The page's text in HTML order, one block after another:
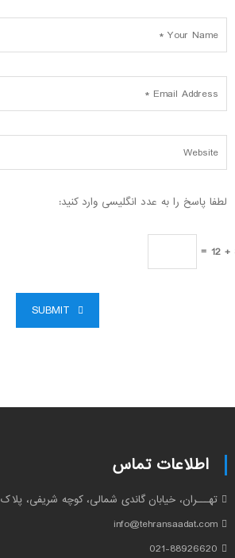
لطفا پاسخ را به عدد انگلیسی وارد کنید:
SUBMIT
اطلاعات تماس
تهـــران، خیابان گاندی شمالی، کوچه شریفی، پلاک 57
021-88926620